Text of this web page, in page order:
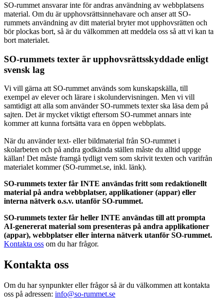
SO-rummet ansvarar inte för andras användning av webbplatsens
material. Om du är upphovsrättsinnehavare och anser att SO-
rummets användning av ditt material bryter mot upphovsrätten och
bör plockas bort, så är du välkommen att meddela oss så att vi kan ta
bort materialet.
SO-rummets texter är upphovsrättsskyddade enligt
svensk lag
Vi vill gärna att SO-rummet används som kunskapskälla, till
exempel av elever och lärare i skolundervisningen. Men vi vill
samtidigt att alla som använder SO-rummets texter ska läsa dem på
sajten. Det är mycket viktigt eftersom SO-rummet annars inte
kommer att kunna fortsätta vara en öppen webbplats.
När du använder text- eller bildmaterial från SO-rummet i
skolarbeten och på andra godkända ställen måste du alltid uppge
källan! Det måste framgå tydligt vem som skrivit texten och varifrån
materialet kommer (SO-rummet.se, inkl. länk).
SO-rummets texter får INTE användas fritt som redaktionellt
material på andra webbplatser, applikationer (appar) eller
interna nätverk o.s.v. utanför SO-rummet.
SO-rummets texter får heller INTE användas till att prompta
AI-genererat material som presenteras på andra applikationer
(appar), webbplatser eller interna nätverk utanför SO-rummet.
Kontakta oss om du har frågor.
Kontakta oss
Om du har synpunkter eller frågor så är du välkommen att kontakta
oss på adressen: info@so-rummet.se